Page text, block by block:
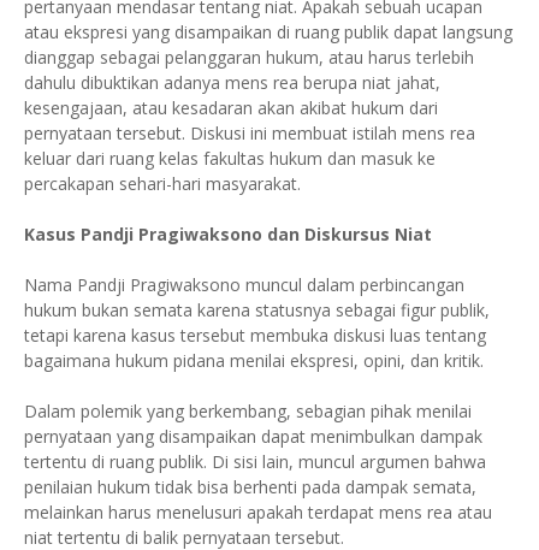
pertanyaan mendasar tentang niat. Apakah sebuah ucapan
atau ekspresi yang disampaikan di ruang publik dapat langsung
dianggap sebagai pelanggaran hukum, atau harus terlebih
dahulu dibuktikan adanya mens rea berupa niat jahat,
kesengajaan, atau kesadaran akan akibat hukum dari
pernyataan tersebut. Diskusi ini membuat istilah mens rea
keluar dari ruang kelas fakultas hukum dan masuk ke
percakapan sehari-hari masyarakat.
Kasus Pandji Pragiwaksono dan Diskursus Niat
Nama Pandji Pragiwaksono muncul dalam perbincangan
hukum bukan semata karena statusnya sebagai figur publik,
tetapi karena kasus tersebut membuka diskusi luas tentang
bagaimana hukum pidana menilai ekspresi, opini, dan kritik.
Dalam polemik yang berkembang, sebagian pihak menilai
pernyataan yang disampaikan dapat menimbulkan dampak
tertentu di ruang publik. Di sisi lain, muncul argumen bahwa
penilaian hukum tidak bisa berhenti pada dampak semata,
melainkan harus menelusuri apakah terdapat mens rea atau
niat tertentu di balik pernyataan tersebut.